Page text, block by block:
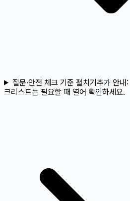
질문·안전 체크 기준 펼치기추가 안내:
크리스트는 필요할 때 열어 확인하세요.